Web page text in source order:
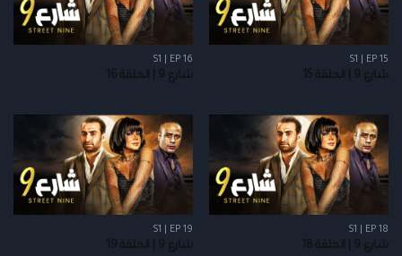
S1 | EP 15
شارع 9 | الحلقة 15
S1 | EP 16
شارع 9 | الحلقة 16
S1 | EP 18
شارع 9 | الحلقة 18
S1 | EP 19
شارع 9 | الحلقة 19